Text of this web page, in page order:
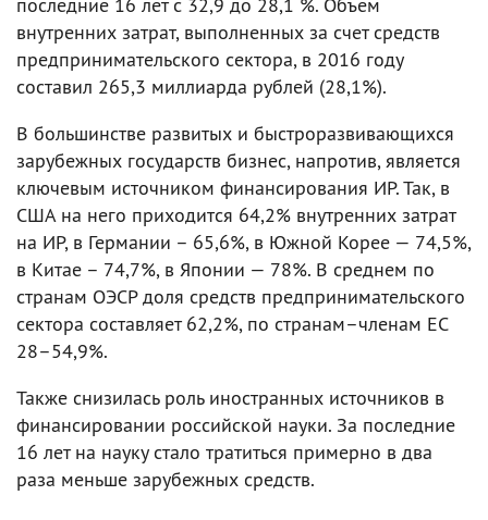
внутренних затрат, выполненных за счет средств
предпринимательского сектора, в 2016 году
составил 265,3 миллиарда рублей (28,1%).
В большинстве развитых и быстроразвивающихся
зарубежных государств бизнес, напротив, является
ключевым источником финансирования ИР. Так, в
США на него приходится 64,2% внутренних затрат
на ИР, в Германии – 65,6%, в Южной Корее — 74,5%,
в Китае – 74,7%, в Японии — 78%. В среднем по
странам ОЭСР доля средств предпринимательского
сектора составляет 62,2%, по странам–членам ЕС
28–54,9%.
Также снизилась роль иностранных источников в
финансировании российской науки. За последние
16 лет на науку стало тратиться примерно в два
раза меньше зарубежных средств.